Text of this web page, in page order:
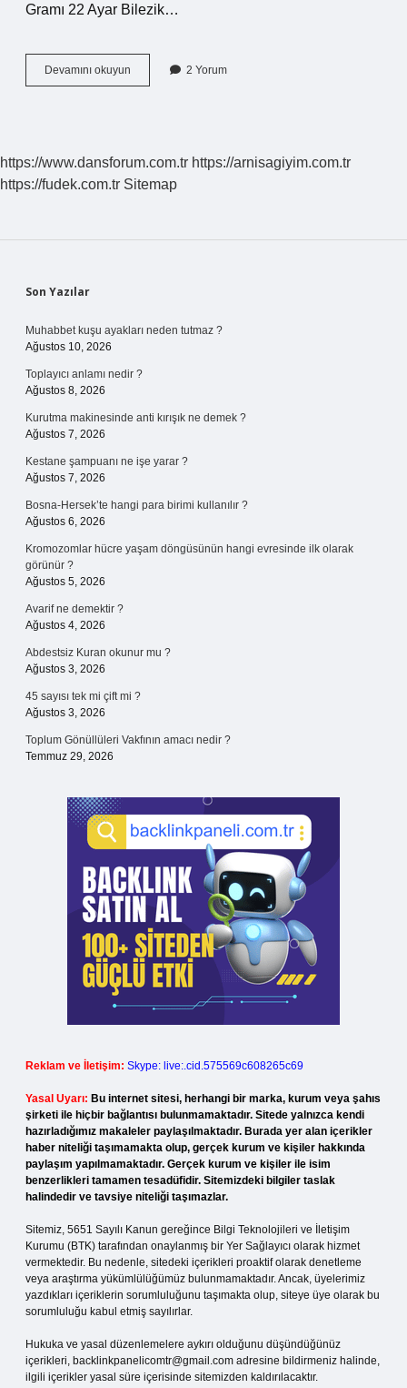
Gramı 22 Ayar Bilezik…
Devamını okuyun
Gr
Ne
Kadar
2 Yorum
https://www.dansforum.com.tr https://arnisagiyim.com.tr
https://fudek.com.tr Sitemap
Sidebar
Son Yazılar
Muhabbet kuşu ayakları neden tutmaz ?
Ağustos 10, 2026
Toplayıcı anlamı nedir ?
Ağustos 8, 2026
Kurutma makinesinde anti kırışık ne demek ?
Ağustos 7, 2026
Kestane şampuanı ne işe yarar ?
Ağustos 7, 2026
Bosna-Hersek’te hangi para birimi kullanılır ?
Ağustos 6, 2026
Kromozomlar hücre yaşam döngüsünün hangi evresinde ilk olarak
görünür ?
Ağustos 5, 2026
Avarif ne demektir ?
Ağustos 4, 2026
Abdestsiz Kuran okunur mu ?
Ağustos 3, 2026
45 sayısı tek mi çift mi ?
Ağustos 3, 2026
Toplum Gönüllüleri Vakfının amacı nedir ?
Temmuz 29, 2026
Reklam ve İletişim: Skype: live:.cid.575569c608265c69
Yasal Uyarı: Bu internet sitesi, herhangi bir marka, kurum veya şahıs
şirketi ile hiçbir bağlantısı bulunmamaktadır. Sitede yalnızca kendi
hazırladığımız makaleler paylaşılmaktadır. Burada yer alan içerikler
haber niteliği taşımamakta olup, gerçek kurum ve kişiler hakkında
paylaşım yapılmamaktadır. Gerçek kurum ve kişiler ile isim
benzerlikleri tamamen tesadüfidir. Sitemizdeki bilgiler taslak
halindedir ve tavsiye niteliği taşımazlar.
Sitemiz, 5651 Sayılı Kanun gereğince Bilgi Teknolojileri ve İletişim
Kurumu (BTK) tarafından onaylanmış bir Yer Sağlayıcı olarak hizmet
vermektedir. Bu nedenle, sitedeki içerikleri proaktif olarak denetleme
veya araştırma yükümlülüğümüz bulunmamaktadır. Ancak, üyelerimiz
yazdıkları içeriklerin sorumluluğunu taşımakta olup, siteye üye olarak bu
sorumluluğu kabul etmiş sayılırlar.
Hukuka ve yasal düzenlemelere aykırı olduğunu düşündüğünüz
içerikleri, backlinkpanelicomtr@gmail.com adresine bildirmeniz halinde,
ilgili içerikler yasal süre içerisinde sitemizden kaldırılacaktır.